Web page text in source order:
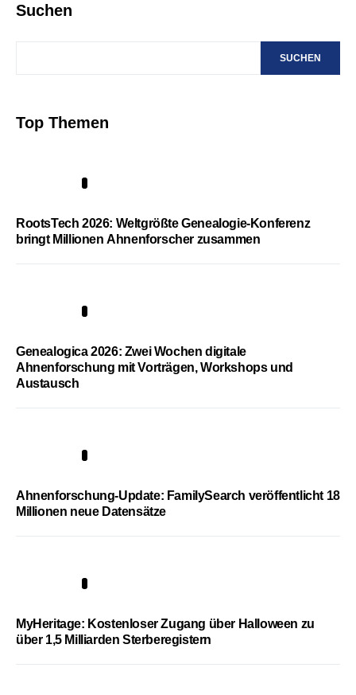
Suchen
SUCHEN
Top Themen
RootsTech 2026: Weltgrößte Genealogie-Konferenz
bringt Millionen Ahnenforscher zusammen
Genealogica 2026: Zwei Wochen digitale
Ahnenforschung mit Vorträgen, Workshops und
Austausch
Ahnenforschung-Update: FamilySearch veröffentlicht 18
Millionen neue Datensätze
MyHeritage: Kostenloser Zugang über Halloween zu
über 1,5 Milliarden Sterberegistern